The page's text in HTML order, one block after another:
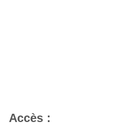
Accès :